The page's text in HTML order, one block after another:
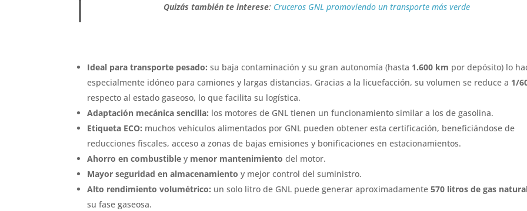
Quizás también te interese: Cruceros GNL promoviendo un transporte más verde
Ideal para transporte pesado: su baja contaminación y su gran autonomía (hasta 1.600 km por depósito) lo
especialmente idóneo para camiones y largas distancias. Gracias a la licuefacción, su volumen se reduce a 1/
respecto al estado gaseoso, lo que facilita su logística.
Adaptación mecánica sencilla: los motores de GNL tienen un funcionamiento similar a los de gasolina.
Etiqueta ECO: muchos vehículos alimentados por GNL pueden obtener esta certificación, beneficiándose de
reducciones fiscales, acceso a zonas de bajas emisiones y bonificaciones en estacionamientos.
Ahorro en combustible y menor mantenimiento del motor.
Mayor seguridad en almacenamiento y mejor control del suministro.
Alto rendimiento volumétrico: un solo litro de GNL puede generar aproximadamente570 litros de gas
su fase gaseosa.